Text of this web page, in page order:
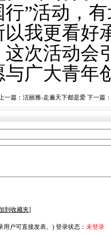
”活动，
以我更看
次活动会
广大青年
一篇： 洁丽雅-走遍天下都是爱 下一篇：
到收藏夹]
户可直接发表。) 登录状态： 未登录